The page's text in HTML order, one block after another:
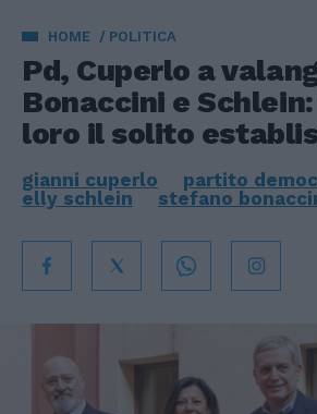
HOME POLITICA
Pd, Cuperlo a
Bonaccini e
loro il solito
gianni cuperlo
partito
elly schlein
stefano